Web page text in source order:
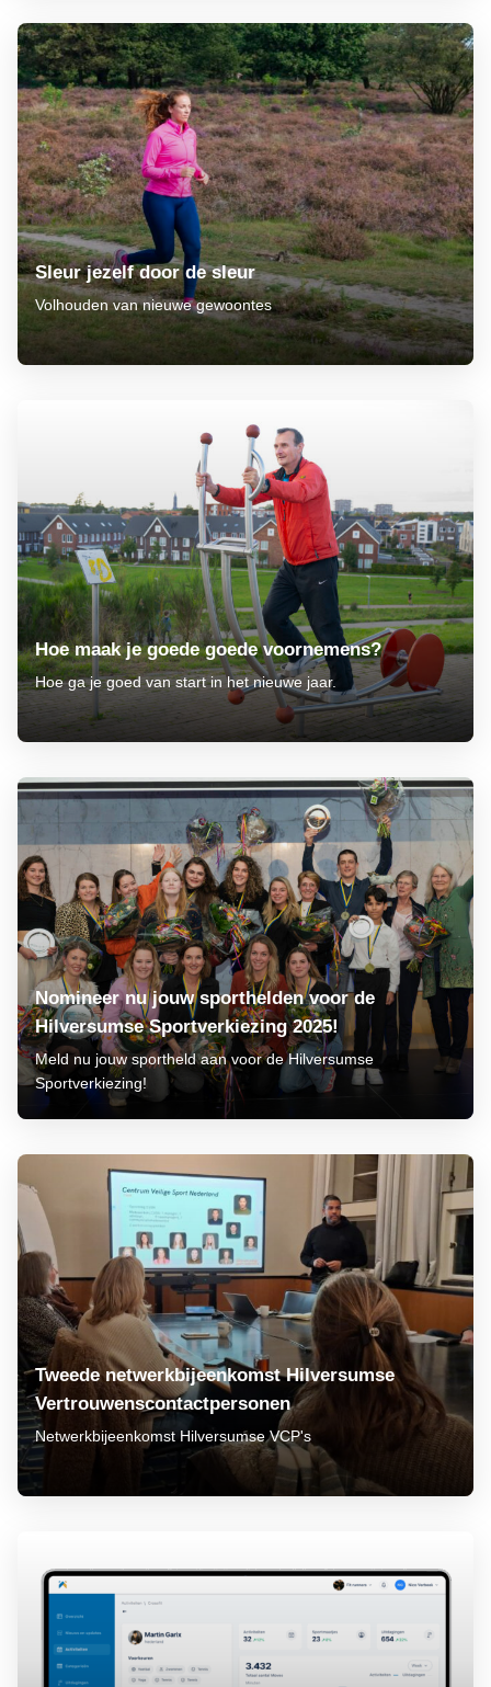
Sleur jezelf door de sleur
Volhouden van nieuwe gewoontes
Hoe maak je goede goede voornemens?
Hoe ga je goed van start in het nieuwe jaar.
Nomineer nu jouw sporthelden voor de
Hilversumse Sportverkiezing 2025!
Meld nu jouw sportheld aan voor de Hilversumse
Sportverkiezing!
Tweede netwerkbijeenkomst Hilversumse
Vertrouwenscontactpersonen
Netwerkbijeenkomst Hilversumse VCP's